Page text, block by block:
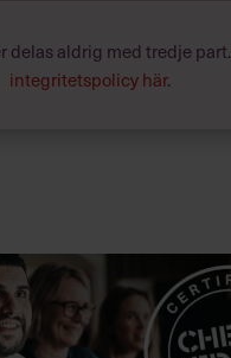
delas aldrig med tredje part.
integritetspolicy här.